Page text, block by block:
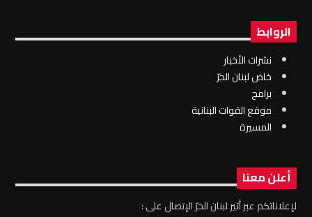
الروابط
نشرات الأخبار
خاص لبنان الحرّ
برامج
موقع القوات البنانية
المسيرة
أعلن معنا
لإعلاناتكم عبر أثير لبنان الحرّ الإتصال على :